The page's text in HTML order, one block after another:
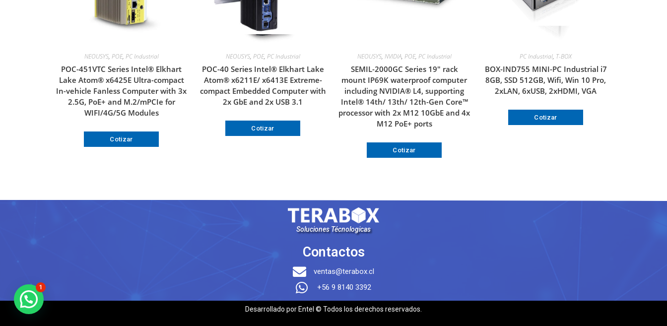
NEOUSYS, POE, PC Industrial
POC-451VTC Series Intel® Elkhart
Lake Atom® x6425E Ultra-compact
In-vehicle Fanless Computer with 3x
2.5G, PoE+ and M.2/mPCIe for
WIFI/4G/5G Modules
Cotizar
NEOUSYS, POE, PC Industrial
POC-40 Series Intel® Elkhart Lake
Atom® x6211E/ x6413E Extreme-
compact Embedded Computer with
2x GbE and 2x USB 3.1
Cotizar
NEOUSYS, NVIDIA, POE, PC Industrial
SEMIL-2000GC Series 19″ rack
mount IP69K waterproof computer
including NVIDIA® L4, supporting
Intel® 14th/ 13th/ 12th-Gen Core™
processor with 2x M12 10GbE and 4x
M12 PoE+ ports
Cotizar
PC Industrial, T-BOX
BOX-IND755 MINI-PC Industrial i7
8GB, SSD 512GB, Wifi, Win 10 Pro,
2xLAN, 6xUSB, 2xHDMI, VGA
Cotizar
Soluciones Técnologicas
Contactos
ventas@terabox.cl
+56 9 8140 3392
Desarrollado por Entel © Todos los derechos reservados.
1